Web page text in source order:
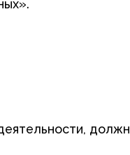
должность,
устройство и